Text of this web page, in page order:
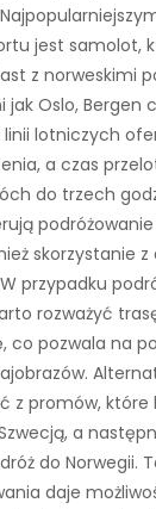
jest samolot,
z norweskimi
Oslo, Bergen
linii lotniczych
a czas
do trzech
skorzystanie
przypadku
rozważyć
co pozwala na
z promów, które
a
do Norwegii.
daje